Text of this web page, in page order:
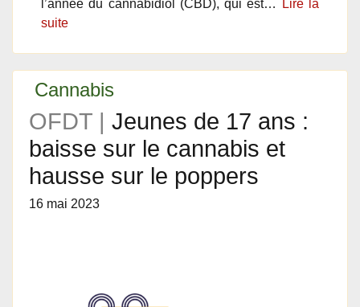
l’année du cannabidiol (CBD), qui est…
Lire la
suite
Cannabis
OFDT | Jeunes de 17 ans :
baisse sur le cannabis et
hausse sur le poppers
16 mai 2023